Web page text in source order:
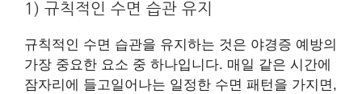
1) 규칙적인 수면 습관 유지
규칙적인 수면 습관을 유지하는 것은 야경증 예방의
가장 중요한 요소 중 하나입니다. 매일 같은 시간에
잠자리에 들고일어나는 일정한 수면 패턴을 가지면,